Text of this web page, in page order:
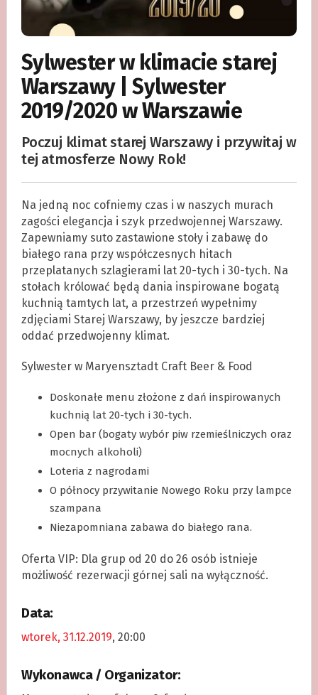
Sylwester w klimacie starej
Warszawy | Sylwester
2019/2020 w Warszawie
Poczuj klimat starej Warszawy i przywitaj w
tej atmosferze Nowy Rok!
Na jedną noc cofniemy czas i w naszych murach
zagości elegancja i szyk przedwojennej Warszawy.
Zapewniamy suto zastawione stoły i zabawę do
białego rana przy współczesnych hitach
przeplatanych szlagierami lat 20-tych i 30-tych. Na
stołach królować będą dania inspirowane bogatą
kuchnią tamtych lat, a przestrzeń wypełnimy
zdjęciami Starej Warszawy, by jeszcze bardziej
oddać przedwojenny klimat.
Sylwester w Maryensztadt Craft Beer & Food
Doskonałe menu złożone z dań inspirowanych
kuchnią lat 20-tych i 30-tych.
Open bar (bogaty wybór piw rzemieślniczych oraz
mocnych alkoholi)
Loteria z nagrodami
O północy przywitanie Nowego Roku przy lampce
szampana
Niezapomniana zabawa do białego rana.
Oferta VIP: Dla grup od 20 do 26 osób istnieje
możliwość rezerwacji górnej sali na wyłączność.
Data:
wtorek, 31.12.2019, 20:00
Wykonawca / Organizator: